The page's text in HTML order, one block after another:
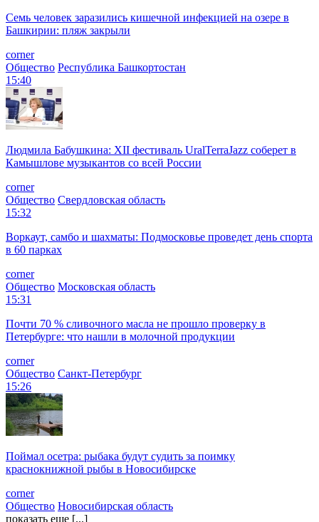
Семь человек заразились кишечной инфекцией на озере в
Башкирии: пляж закрыли
corner
Общество Республика Башкортостан
15:40
Людмила Бабушкина: XII фестиваль UralTerraJazz соберет в
Камышлове музыкантов со всей России
corner
Общество Свердловская область
15:32
Воркаут, самбо и шахматы: Подмосковье проведет день спорта
в 60 парках
corner
Общество Московская область
15:31
Почти 70 % сливочного масла не прошло проверку в
Петербурге: что нашли в молочной продукции
corner
Общество Санкт-Петербург
15:26
Поймал осетра: рыбака будут судить за поимку
краснокнижной рыбы в Новосибирске
corner
Общество Новосибирская область
показать еще [...]